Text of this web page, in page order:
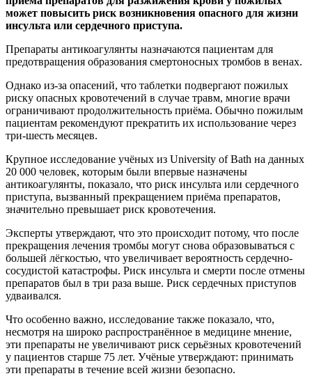
может повысить риск возникновения опасного для жизни
инсульта или сердечного приступа.
Препараты антикоагулянты назначаются пациентам для
предотвращения образования смертоносных тромбов в венах.
Однако из-за опасений, что таблетки подвергают пожилых
риску опасных кровотечений в случае травм, многие врачи
ограничивают продолжительность приёма. Обычно пожилым
пациентам рекомендуют прекратить их использование через
три-шесть месяцев.
Крупное исследование учёных из University of Bath на данных
20 000 человек, которым были впервые назначены
антикоагулянты, показало, что риск инсульта или сердечного
приступа, вызванный прекращением приёма препаратов,
значительно превышает риск кровотечения.
Эксперты утверждают, что это происходит потому, что после
прекращения лечения тромбы могут снова образовываться с
большей лёгкостью, что увеличивает вероятность сердечно-
сосудистой катастрофы. Риск инсульта и смерти после отмены
препаратов был в три раза выше. Риск сердечных приступов
удваивался.
Что особенно важно, исследование также показало, что,
несмотря на широко распространённое в медицине мнение,
эти препараты не увеличивают риск серьёзных кровотечений
у пациентов старше 75 лет. Учёные утверждают: принимать
эти препараты в течение всей жизни безопасно.